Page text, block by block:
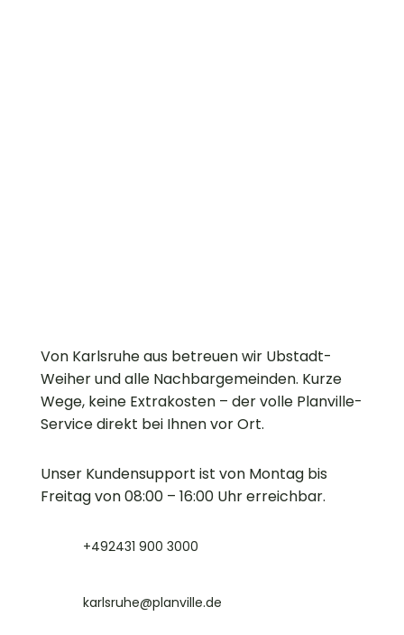
Von Karlsruhe aus betreuen wir Ubstadt-
Weiher und alle Nachbargemeinden. Kurze
Wege, keine Extrakosten – der volle Planville-
Service direkt bei Ihnen vor Ort.
Unser Kundensupport ist von Montag bis
Freitag von 08:00 – 16:00 Uhr erreichbar.
+492431 900 3000
karlsruhe@planville.de